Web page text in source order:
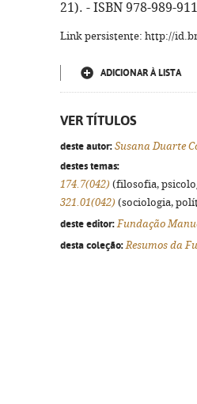
21). - ISBN 978-989-
Link persistente: http://
ADICIONAR À LISTA
VER TÍTULOS
deste autor: Susana Duarte
destes temas:
174.7(042) (filosofia,
321.01(042) (sociologia,
deste editor: Fundação
desta coleção: Resumos da